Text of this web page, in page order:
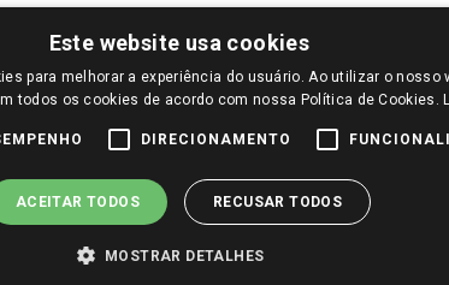
A LOJA DE SUA PREFERÊNCIA. SOMENTE APÓS O LOGIN, OS
APENAS PARA COMPRAS REALIZADAS NO GIASSI.COM.BR E NA LOJA
DE BUSCAS.
Este website usa cookies
para melhorar a experiência do usuário. Ao utilizar o nosso
todos os cookies de acordo com nossa Política de Cookies.
DIRECIONAMENTO
ACEITAR TODOS RECUSAR TODOS
MOSTRAR DETALHES